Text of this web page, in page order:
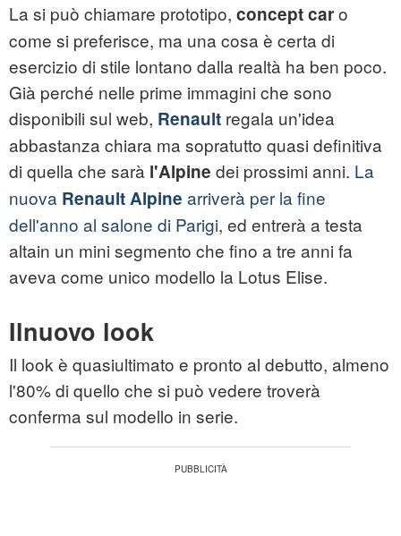
La si può chiamare prototipo, concept caro
come si preferisce, ma una cosa è certa di
esercizio di stile lontano dalla realtà ha ben poco.
Già perché nelle prime immagini che sono
disponibili sul web, Renault regala un'idea
abbastanza chiara ma sopratutto quasi definitiva
di quella che sarà l'Alpine dei prossimi anni. La
nuova Renault Alpine arriverà per la fine
dell'anno al salone di Parigi, ed entrerà a testa
altain un mini segmento che fino a tre anni fa
aveva come unico modello la Lotus Elise.
Ilnuovo look
Il look è quasiultimato e pronto al debutto, almeno
l'80% di quello che si può vedere troverà
conferma sul modello in serie.